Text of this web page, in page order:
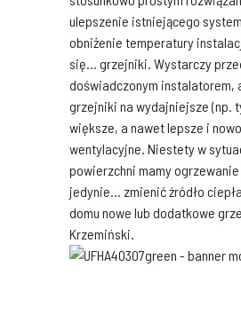
ulepszenie istniejącego
obniżenie temperatury
się... grzejniki. Wystarczy
doświadczonym instalatorem,
grzejniki na wydajniejsze (np.
większe, a nawet lepsze i
wentylacyjne. Niestety w
powierzchni mamy
jedynie... zmienić źródło
domu nowe lub dodatkowe
Krzemiński.